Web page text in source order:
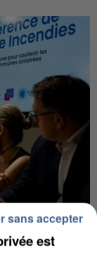
est
sans accepter